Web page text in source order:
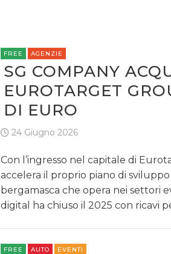
FREE AGENZIE
SG COMPANY
EUROTARGET
DI EURO
24 Giugno 2026
Con l’ingresso nel capitale di
accelera il proprio piano di
bergamasca che opera nei settori
digital ha chiuso il 2025 con ricavi
FREE AUTO EVENTI